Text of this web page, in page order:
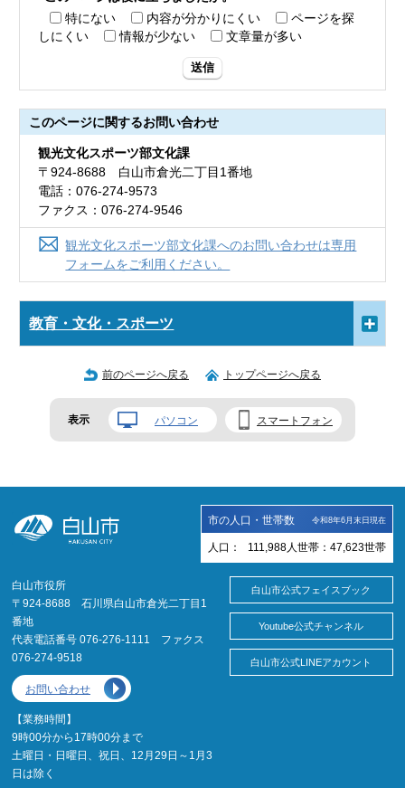
特にない
内容が分かりにくい
ページを探
しにくい
情報が少ない 文章量が多い
送信
このページに関するお問い合わせ
観光文化スポーツ部文化課
〒924-8688 白山市倉光二丁目1番地
電話：076-274-9573
ファクス：076-274-9546
観光文化スポーツ部文化課へのお問い合わせは専用
フォームをご利用ください。
教育・文化・スポーツ
前のページへ戻る トップページへ戻る
表示 パソコン スマートフォン
市の人口・世帯数 令和8年6月末日現在
人口： 111,988 人 世帯： 47,623世帯
白山市役所
〒924-8688 石川県白山市倉光二丁目1
番地
代表電話番号 076-276-1111 ファクス
076-274-9518
お問い合わせ
【業務時間】
9時00分から17時00分まで
土曜日・日曜日、祝日、12月29日～1月3
日は除く
白山市公式フェイスブック
Youtube公式チャンネル
白山市公式LINEアカウント